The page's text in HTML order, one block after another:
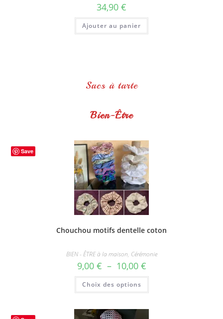
34,90 €
Ajouter au panier
Sacs à tarte
Bien-Être
Save
Chouchou motifs dentelle coton
BIEN - ÊTRE à la maison, Cérémonie
9,00 € – 10,00 €Plage
de
prix :
à
Choix des options
Ce
a